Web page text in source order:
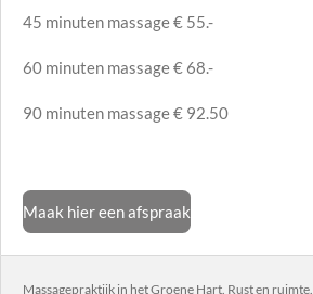
45 minuten massage € 55.-
60 minuten massage € 68.-
90 minuten massage € 92.50
Maak hier een afspraak
Massagepraktijk in het Groene Hart. Rust en ruimte...